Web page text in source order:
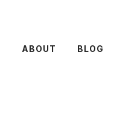
ABOUT BLOG